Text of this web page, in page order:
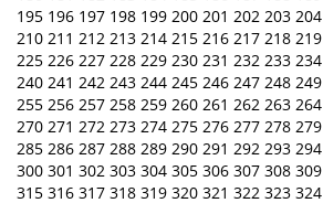
195 196 197 198 199 200 201 202 203 204
210 211 212 213 214 215 216 217 218 219
225 226 227 228 229 230 231 232 233 234
240 241 242 243 244 245 246 247 248 249
255 256 257 258 259 260 261 262 263 264
270 271 272 273 274 275 276 277 278 279
285 286 287 288 289 290 291 292 293 294
300 301 302 303 304 305 306 307 308 309
315 316 317 318 319 320 321 322 323 324